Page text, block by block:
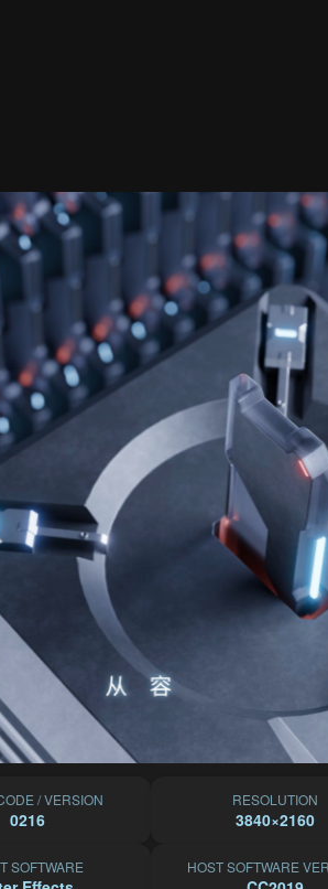
/ VERSION
0216
RESOLUTION
3840×2160
SOFTWARE HOST SOFTWARE